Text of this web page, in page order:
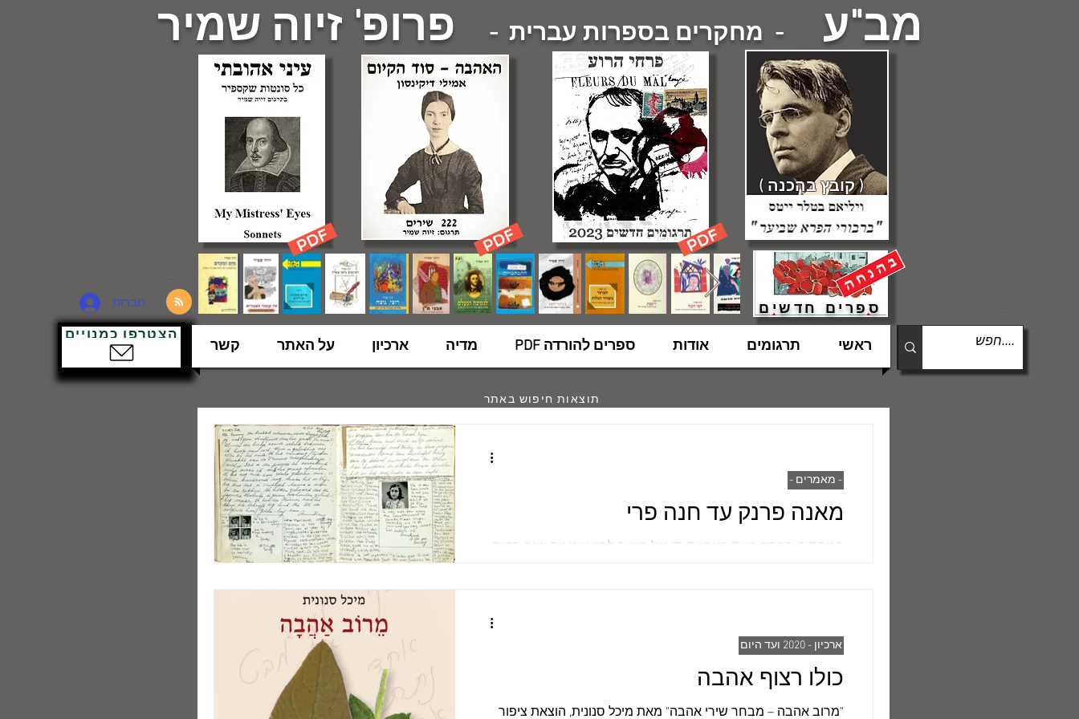
מב"ע - מחקרים בספרות עברית - פרופ' זיוה שמיר
ספרים חדשים
( קובץ בהכנה )
להתחברות
הצטרפו כמנויים
ראשי תרגומים אודות ספרים להורדה PDF מדיה ארכיון על האתר קשר
תוצאות חיפוש באתר
מאנה פרנק עד חנה פרי
במסתור, בפחד-מוות מאחיזת ידו של האויב לפני שמונים שנה בדיוק,
- מאמרים -
כולו רצוף אהבה
"מרוב אהבה – מבחר שירי אהבה" מאת מיכל סנונית, הוצאת ציפור
ארכיון - 2020 ועד היום